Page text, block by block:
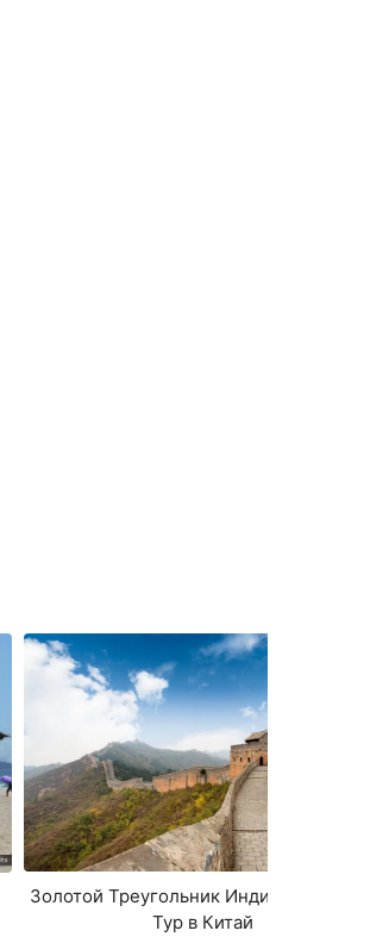
Золотой Треугольник Индивидуальный
Тур в Китай